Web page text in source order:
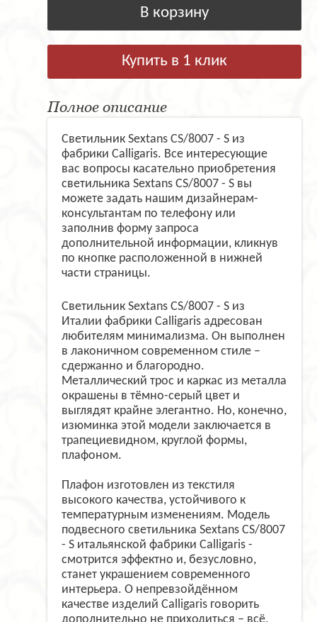
В корзину
Купить в 1 клик
Полное описание
Светильник Sextans CS/8007 - S из
фабрики Calligaris. Все интересующие
вас вопросы касательно приобретения
светильника Sextans CS/8007 - S вы
можете задать нашим дизайнерам-
консультантам по телефону или
заполнив форму запроса
дополнительной информации, кликнув
по кнопке расположенной в нижней
части страницы.
Светильник Sextans CS/8007 - S из
Италии фабрики Calligaris адресован
любителям минимализма. Он выполнен
в лаконичном современном стиле –
сдержанно и благородно.
Металлический трос и каркас из металла
окрашены в тёмно-серый цвет и
выглядят крайне элегантно. Но, конечно,
изюминка этой модели заключается в
трапециевидном, круглой формы,
плафоном.
Плафон изготовлен из текстиля
высокого качества, устойчивого к
температурным изменениям. Модель
подвесного светильника Sextans CS/8007
- S итальянской фабрики Calligaris -
смотрится эффектно и, безусловно,
станет украшением современного
интерьера. О непревзойдённом
качестве изделий Calligaris говорить